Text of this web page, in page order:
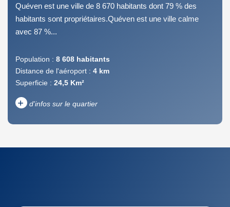
Quéven est une ville de 8 670 habitants dont 79 % des
habitants sont propriétaires.Quéven est une ville calme
avec 87 %...
Population : 8 608 habitants
Distance de l'aéroport : 4 km
Superficie : 24,5 Km²
+ d'infos sur le quartier